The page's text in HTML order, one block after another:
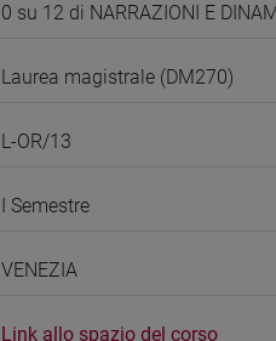
0 su 12 di NARRAZIONI E
Laurea magistrale (DM270)
L-OR/13
I Semestre
VENEZIA
Link allo spazio del corso